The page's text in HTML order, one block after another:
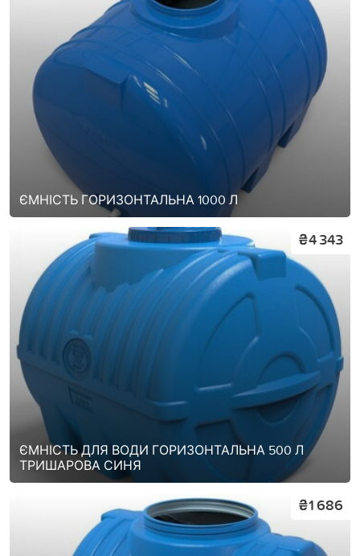
ЄМНІСТЬ ГОРИЗОНТАЛЬНА 1000 Л
ЄМНІСТЬ ДЛЯ ВОДИ ГОРИЗОНТАЛЬНА 500 Л
ТРИШАРОВА СИНЯ
₴4 343
₴1 686